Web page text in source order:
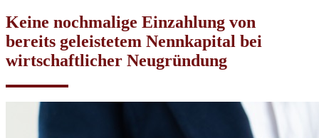
Keine nochmalige Einzahlung von
bereits geleistetem Nennkapital bei
wirtschaftlicher Neugründung